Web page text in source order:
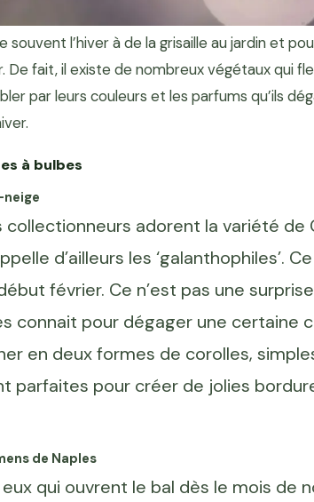
souvent l’hiver à de la grisaille au jardin et
De fait, il existe de nombreux végétaux qui
par leurs couleurs et les parfums qu’ils
à bulbes
neige
collectionneurs adorent la variété de
d’ailleurs les ‘galanthophiles’.
février. Ce n’est pas une
connait pour dégager une certaine
en deux formes de corolles,
parfaites pour créer de jolies
de Naples
qui ouvrent le bal dès le mois de